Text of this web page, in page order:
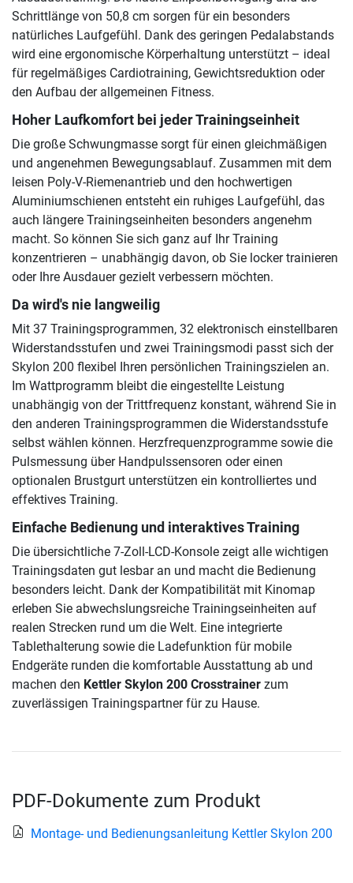
Schrittlänge von 50,8 cm sorgen für ein besonders
natürliches Laufgefühl. Dank des geringen Pedalabstands
wird eine ergonomische Körperhaltung unterstützt – ideal
für regelmäßiges Cardiotraining, Gewichtsreduktion oder
den Aufbau der allgemeinen Fitness.
Hoher Laufkomfort bei jeder Trainingseinheit
Die große Schwungmasse sorgt für einen gleichmäßigen
und angenehmen Bewegungsablauf. Zusammen mit dem
leisen Poly-V-Riemenantrieb und den hochwertigen
Aluminiumschienen entsteht ein ruhiges Laufgefühl, das
auch längere Trainingseinheiten besonders angenehm
macht. So können Sie sich ganz auf Ihr Training
konzentrieren – unabhängig davon, ob Sie locker trainieren
oder Ihre Ausdauer gezielt verbessern möchten.
Da wird's nie langweilig
Mit 37 Trainingsprogrammen, 32 elektronisch einstellbaren
Widerstandsstufen und zwei Trainingsmodi passt sich der
Skylon 200 flexibel Ihren persönlichen Trainingszielen an.
Im Wattprogramm bleibt die eingestellte Leistung
unabhängig von der Trittfrequenz konstant, während Sie in
den anderen Trainingsprogrammen die Widerstandsstufe
selbst wählen können. Herzfrequenzprogramme sowie die
Pulsmessung über Handpulssensoren oder einen
optionalen Brustgurt unterstützen ein kontrolliertes und
effektives Training.
Einfache Bedienung und interaktives Training
Die übersichtliche 7-Zoll-LCD-Konsole zeigt alle wichtigen
Trainingsdaten gut lesbar an und macht die Bedienung
besonders leicht. Dank der Kompatibilität mit Kinomap
erleben Sie abwechslungsreiche Trainingseinheiten auf
realen Strecken rund um die Welt. Eine integrierte
Tablethalterung sowie die Ladefunktion für mobile
Endgeräte runden die komfortable Ausstattung ab und
machen den Kettler Skylon 200 Crosstrainer zum
zuverlässigen Trainingspartner für zu Hause.
PDF-Dokumente zum Produkt
Montage- und Bedienungsanleitung Kettler Skylon 200